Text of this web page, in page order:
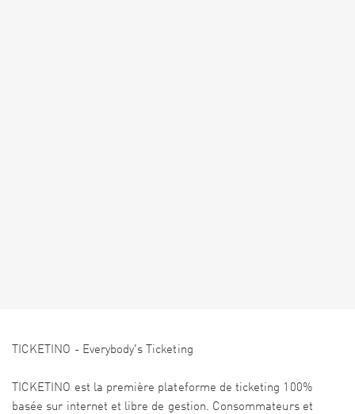
TICKETINO - Everybody's Ticketing
TICKETINO est la première plateforme de ticketing 100%
basée sur internet et libre de gestion. Consommateurs et